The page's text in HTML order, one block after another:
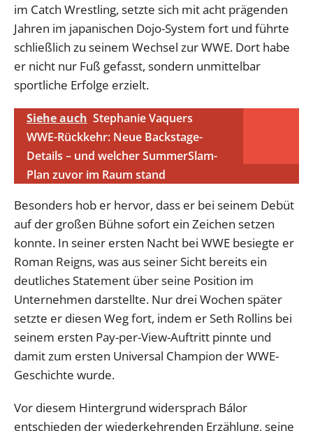
im Catch Wrestling, setzte sich mit acht prägenden
Jahren im japanischen Dojo-System fort und führte
schließlich zu seinem Wechsel zur WWE. Dort habe
er nicht nur Fuß gefasst, sondern unmittelbar
sportliche Erfolge erzielt.
Siehe auch Stephanie Vaquers
WWE-Rückkehr: Neue Backstage-
Details – und welcher SummerSlam-
Plan zuvor im Raum stand
Besonders hob er hervor, dass er bei seinem Debüt
auf der großen Bühne sofort ein Zeichen setzen
konnte. In seiner ersten Nacht bei WWE besiegte er
Roman Reigns, was aus seiner Sicht bereits ein
deutliches Statement über seine Position im
Unternehmen darstellte. Nur drei Wochen später
setzte er diesen Weg fort, indem er Seth Rollins bei
seinem ersten Pay-per-View-Auftritt pinnte und
damit zum ersten Universal Champion der WWE-
Geschichte wurde.
Vor diesem Hintergrund widersprach Bálor
entschieden der wiederkehrenden Erzählung, seine